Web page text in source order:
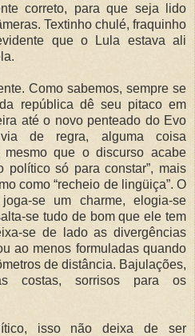
correto, para que seja lido
Textinho chulé, fraquinho
que o Lula estava ali
Como sabemos, sempre se
república dê seu pitaco em
até o novo penteado do Evo
de regra, alguma coisa
mesmo que o discurso acabe
político só para constar”, mais
como “recheio de lingüiça”. O
se um charme, elogia-se
se tudo de bom que ele tem
se de lado as divergências
ao menos formuladas quando
de distância. Bajulações,
costas, sorrisos para os
isso não deixa de ser